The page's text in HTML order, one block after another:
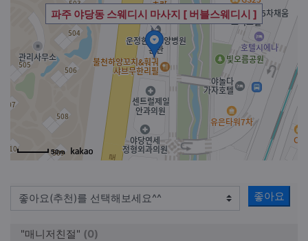
파주 야당동 스웨디시 마사지 [ 버블스웨디시 ]
50m
좋아요
"매니저친절" (0)